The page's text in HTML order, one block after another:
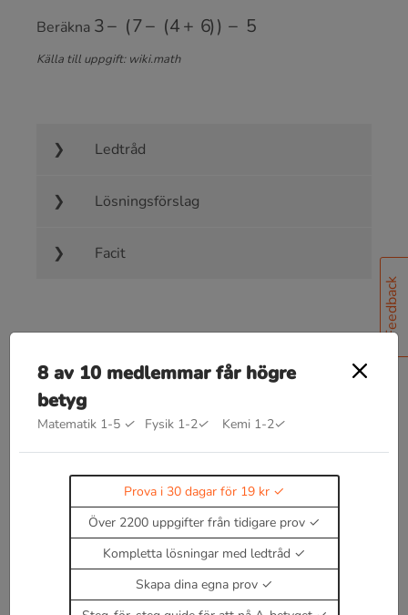
Feedback
Beräkna
3 7− + 6 5
Källa till uppgift: wiki.math
Ledtråd
Lösningsförslag
Facit
Bra att kunna inom konjugat och
kvadreringsreglerna
Kommer snart!
Läs teori om konjugat och
kvadreringsreglerna
Enbart medlemmar kan kommentera.Prova i 30
dagar för 19 kr.
Logga inellerBli medlem nu
8 av 10 medlemmar får högre
betyg
Matematik 1-5 ✓ Fysik 1-2✓ Kemi 1-2✓
Prova i 30 dagar för 19 kr
Över 2200 uppgifter från tidigare prov
Kompletta lösningar med ledtråd
Skapa dina egna prov